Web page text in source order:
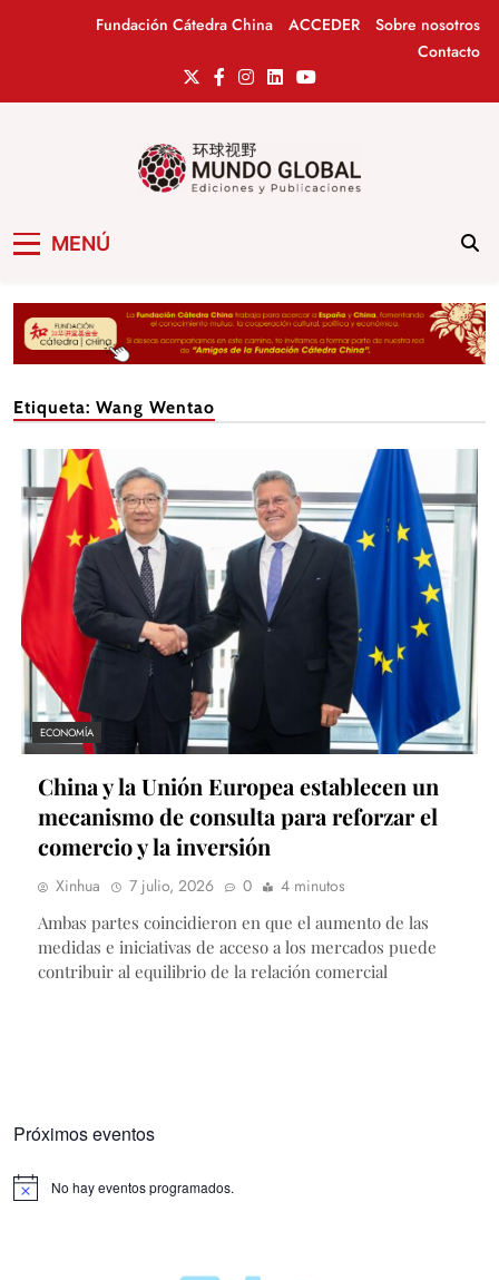
Fundación Cátedra China ACCEDER
Sobre nosotros
Contacto
MENÚ
Etiqueta: Wang Wentao
ECONOMÍA
China y la Unión Europea establecen un
mecanismo de consulta para reforzar el
comercio y la inversión
Xinhua 7 julio, 2026 0
4 minutos
Ambas partes coincidieron en que el aumento de las
medidas e iniciativas de acceso a los mercados puede
contribuir al equilibrio de la relación comercial
Próximos eventos
Aviso No hay eventos programados.